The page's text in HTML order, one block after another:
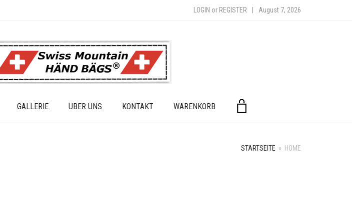
LOGIN or REGISTER August 7, 2026
GALLERIE ÜBER UNS KONTAKT WARENKORB
STARTSEITE » HOME